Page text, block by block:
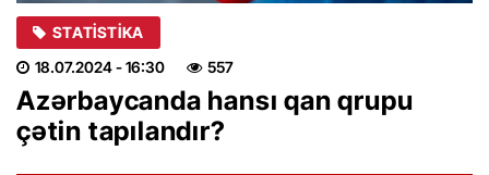
STATISTIKA
18.07.2024- 16:30 557
Azərbaycanda hansı qan qrupu
çətin tapılandır?